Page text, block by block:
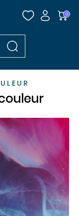
0
aller au pied
Rechercher